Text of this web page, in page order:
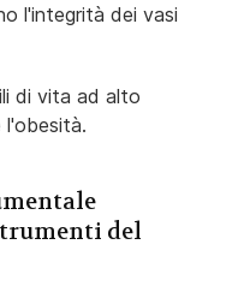
l'integrità dei vasi
di vita ad alto
del